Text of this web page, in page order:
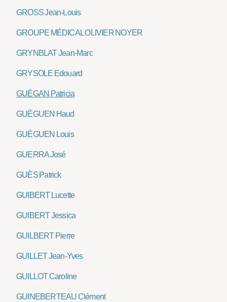
GROSS Jean-Louis
GROUPE MÉDICAL OLIVIER NOYER
GRYNBLAT Jean-Marc
GRYSOLE Edouard
GUÉGAN Patricia
GUÉGUEN Haud
GUÉGUEN Louis
GUERRA José
GUÈS Patrick
GUIBERT Lucette
GUIBERT Jessica
GUILBERT Pierre
GUILLET Jean-Yves
GUILLOT Caroline
GUINEBERTEAU Clément